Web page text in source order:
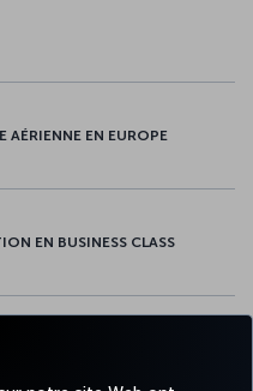
AÉRIENNE EN EUROPE
EN BUSINESS CLASS